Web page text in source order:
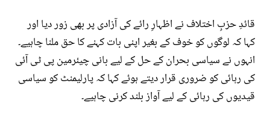
قائدِ حزبِ اختلاف نے اظہارِ رائے کی آزادی پر بھی زور دیا اور
کہا کہ لوگوں کو خوف کے بغیر اپنی بات کہنے کا حق ملنا چاہیے۔
انہوں نے سیاسی بحران کے حل کے لیے بانی چیئرمین پی ٹی آئی
کی رہائی کو ضروری قرار دیتے ہوئے کہا کہ پارلیمنٹ کو سیاسی
قیدیوں کی رہائی کے لیے آواز بلند کرنی چاہیے۔